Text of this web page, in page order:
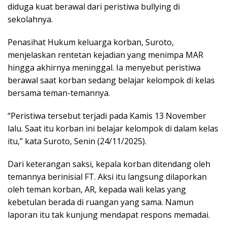
diduga kuat berawal dari peristiwa bullying di
sekolahnya.
Penasihat Hukum keluarga korban, Suroto,
menjelaskan rentetan kejadian yang menimpa MAR
hingga akhirnya meninggal. Ia menyebut peristiwa
berawal saat korban sedang belajar kelompok di kelas
bersama teman-temannya.
“Peristiwa tersebut terjadi pada Kamis 13 November
lalu. Saat itu korban ini belajar kelompok di dalam kelas
itu,” kata Suroto, Senin (24/11/2025).
Dari keterangan saksi, kepala korban ditendang oleh
temannya berinisial FT. Aksi itu langsung dilaporkan
oleh teman korban, AR, kepada wali kelas yang
kebetulan berada di ruangan yang sama. Namun
laporan itu tak kunjung mendapat respons memadai.